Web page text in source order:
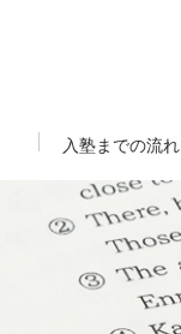
入塾までの流れ